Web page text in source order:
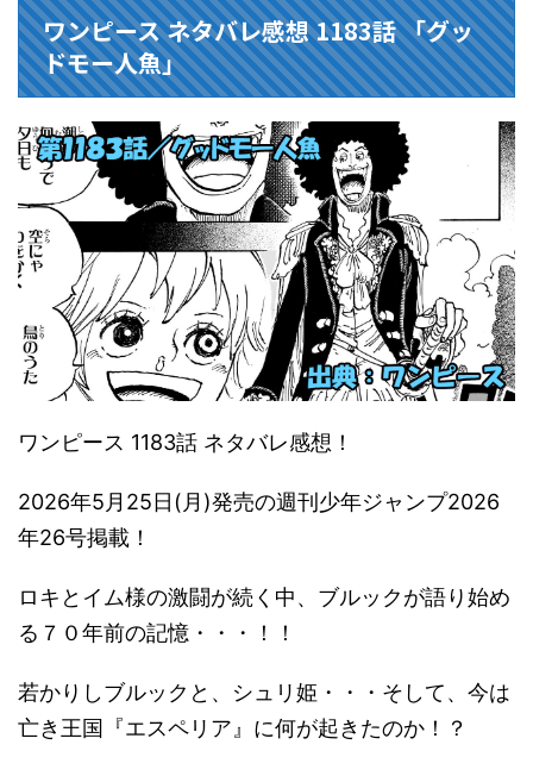
ワンピース ネタバレ感想 1183話 「グッ
ドモー人魚」
ワンピース 1183話 ネタバレ感想！
2026年5月25日(月)発売の週刊少年ジャンプ2026
年26号掲載！
ロキとイム様の激闘が続く中、ブルックが語り始め
る７０年前の記憶・・・！！
若かりしブルックと、シュリ姫・・・そして、今は
亡き王国『エスペリア』に何が起きたのか！？